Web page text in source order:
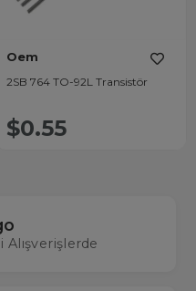
Oem
2SB 764 TO-92L Transistör
$0.55
Alışverişlerde